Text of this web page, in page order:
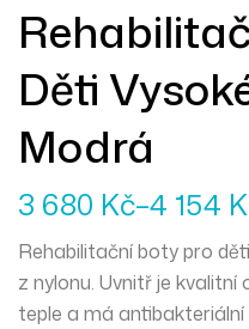
Děti
Modrá
3 680 Kč–4 154
Rehabilitační boty pro
z nylonu. Uvnitř je kvalitní
teple a má antibakteriální